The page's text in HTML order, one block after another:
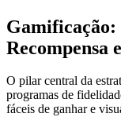
Recompensa
O pilar central da
programas de
fáceis de ganhar e